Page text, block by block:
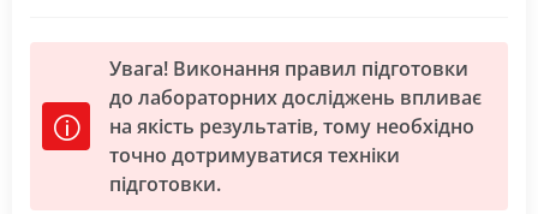
Увага! Виконання правил підготовки
до лабораторних досліджень впливає
на якість результатів, тому необхідно
точно дотримуватися техніки
підготовки.